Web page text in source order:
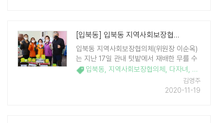
[입북동] 입북동 지역사회보장협의체, 다자녀 가정에 사랑나눔 김치 전달
입북동 지역사회보장협의체(위원장 이순옥)
는 지난 17일 관내 텃밭에서 재배한 무를 수
확해 담근 동치미를 다자녀 가정 등 8가구에
게 전달하였다. 이번 나눔은 입북동 지역사
회보장협의체 특화사업인 '4계절이 행복한
입북동, 지역사회보장협의체 , 다자녀 , 동치미
김영주
2020-11-19